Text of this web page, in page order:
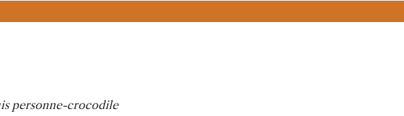
personne-crocodile